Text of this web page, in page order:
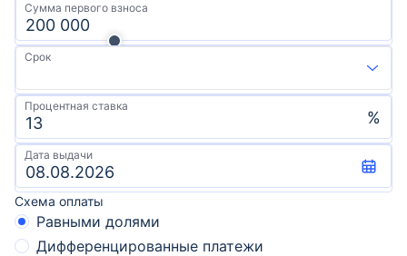
Сумма первого взноса
Срок
Процентная ставка
%
Дата выдачи
Схема оплаты
Равными долями
Дифференцированные платежи